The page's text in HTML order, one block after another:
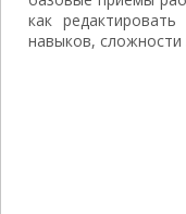
как
навыков, сложности